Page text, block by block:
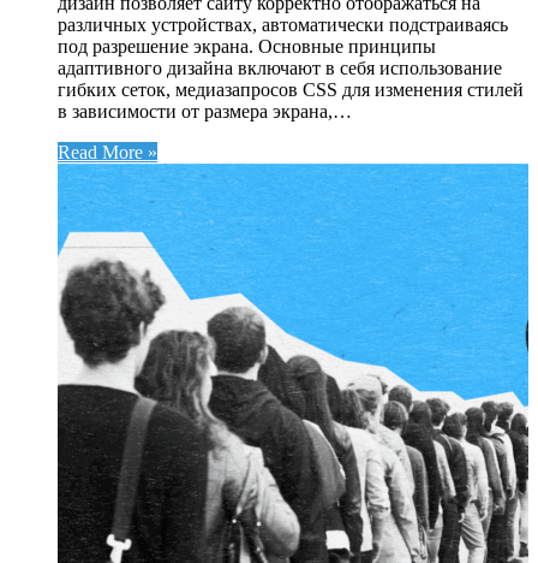
различных устройствах, автоматически подстраиваясь
под разрешение экрана. Основные принципы
адаптивного дизайна включают в себя использование
гибких сеток, медиазапросов CSS для изменения стилей
в зависимости от размера экрана,…
Read More »